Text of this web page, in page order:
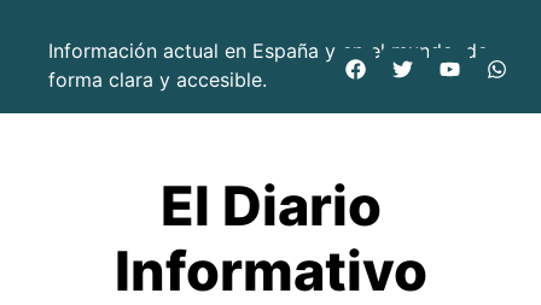
Información actual en España y en el mundo, de
forma clara y accesible.
El Diario
Informativo